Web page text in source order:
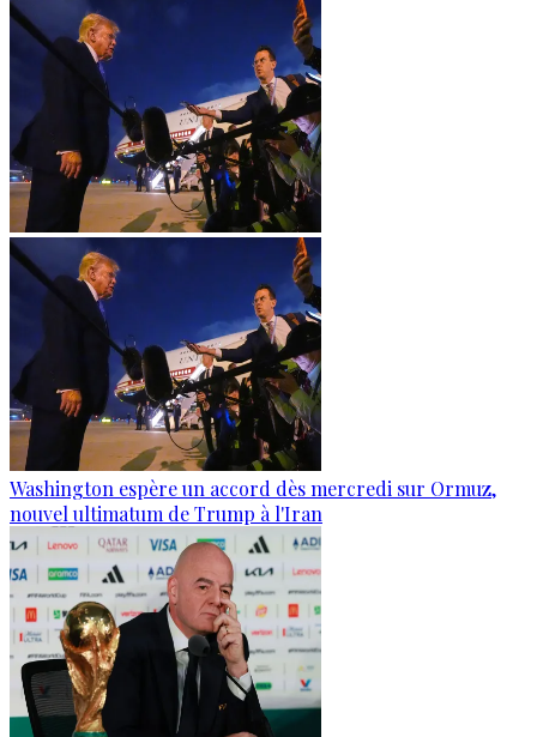
Washington espère un accord dès mercredi sur Ormuz,
nouvel ultimatum de Trump à l'Iran